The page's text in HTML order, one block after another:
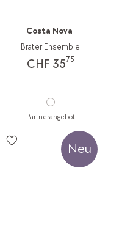
Costa Nova
Bräter Ensemble
CHF 3575
Partnerangebot
Neu